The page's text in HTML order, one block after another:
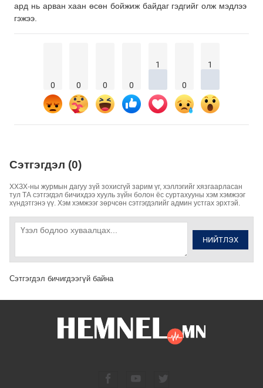
ард нь арван хаан өсөн бойжиж байдаг гэдгийг олж мэдлээ
гэжээ.
0 0 0 0
1
0
1
Сэтгэгдэл (0)
ХХЗХ-ны журмын дагуу зүй зохисгүй зарим үг, хэллэгийг хязгаарласан
тул ТА сэтгэгдэл бичихдээ хууль зүйн болон ёс суртахууны хэм хэмжээг
хүндэтгэнэ үү. Хэм хэмжээг зөрчсөн сэтгэгдэлийг админ устгах эрхтэй.
НИЙТЛЭХ
Сэтгэгдэл бичигдээгүй байна